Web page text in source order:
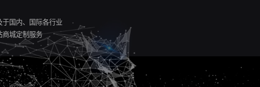
于国内、国际各行业
商城定制服务